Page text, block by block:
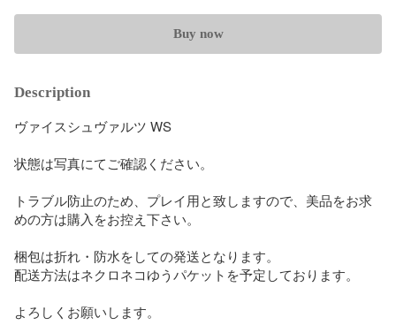
Buy now
Description
ヴァイスシュヴァルツ WS
状態は写真にてご確認ください。
トラブル防止のため、プレイ用と致しますので、美品をお求
めの方は購入をお控え下さい。
梱包は折れ・防水をしての発送となります。
配送方法はネクロネコゆうパケットを予定しております。
よろしくお願いします。